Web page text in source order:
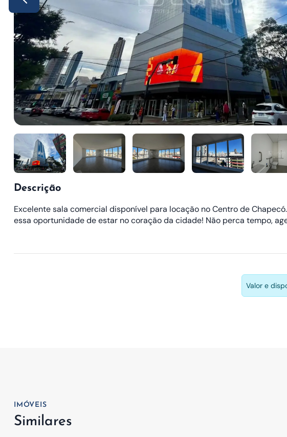
Descrição
Excelente sala comercial disponível para locação no Centro de
essa oportunidade de estar no coração da cidade! Não perca tempo,
Valor e
IMÓVEIS
Similares